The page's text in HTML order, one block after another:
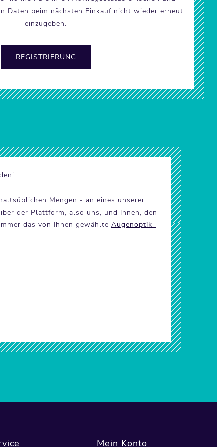
Daten beim nächsten Einkauf nicht wieder erneut
einzugeben.
Mengen - an eines unserer
der Plattform, also uns, und Ihnen, den
das von Ihnen gewählte Augenoptik-
Mein Konto